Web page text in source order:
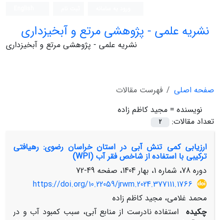
نشریه علمی - پژوهشی مرتع و آبخیزداری
نشریه علمی - پژوهشی مرتع و آبخیزداری
صفحه اصلی
فهرست مقالات
نویسنده = مجید کاظم زاده
تعداد مقالات:
2
ارزیابی کمی تنش آبی در استان خراسان رضوی: رهیافتی
ترکیبی با استفاده از شاخص فقر آب (WPI)
دوره 78، شماره 1، بهار 1404، صفحه
49-72
https://doi.org/10.22059/jrwm.2024.377111.1766
محمد غلامی، مجید کاظم زاده
چکیده
استفاده نادرست از منابع آبی، سبب کمبود آب و در